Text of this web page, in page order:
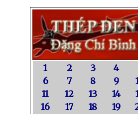
1 2 3 4
6
7 8 9
11
12 13 14
16
17 18 19